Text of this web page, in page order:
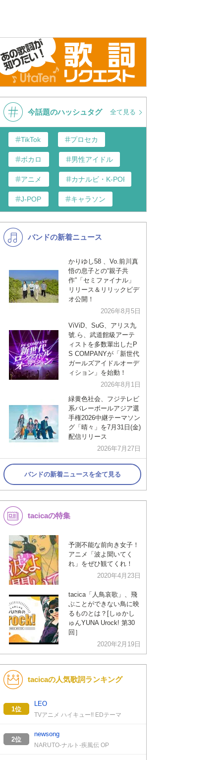
今話題のハッシュタグ 全て見る
TikTok プロセカ
ボカロ 男性アイドル
アニメ カナルビ・K-POP和訳
J-POP キャラソン
K-POP 演歌・歌謡
洋楽
VTuber ディズニー
バンドの新着ニュース
かりゆし58 、Vo.前川真
悟の息子との“親子共
作”「セミファイナル」
リリース＆リリックビデ
オ公開！
2026年8月5日
ViViD、SuG、アリス九
號.ら、武道館級アーテ
ィストを多数輩出したP
S COMPANYが「新世代
ガールズアイドルオーデ
ィション」を始動！
2026年8月1日
緑黄色社会、フジテレビ
系バレーボールアジア選
手権2026中継テーマソン
グ「晴々」を7月31日(金)
配信リリース
2026年7月27日
バンドの新着ニュースを全て見る
tacicaの特集
予測不能な前向き女子！
アニメ「波よ聞いてく
れ」をぜひ観てくれ！
2020年4月23日
tacica「人鳥哀歌」、飛
ぶことができない鳥に映
るものとは？[しゅかし
ゅんYUNA Urock! 第30
回］
2020年2月19日
tacicaの人気歌詞ランキング
1位
LEO
TVアニメ ハイキュー!! EDテーマ
2位
newsong
NARUTO-ナルト-疾風伝 OP